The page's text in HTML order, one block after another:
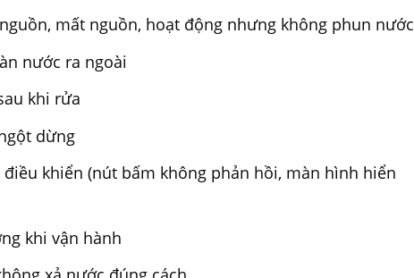
mất nguồn, hoạt động nhưng không phun nước
nước ra ngoài
khi rửa
dừng
khiển (nút bấm không phản hồi, màn hình hiển
khi vận hành